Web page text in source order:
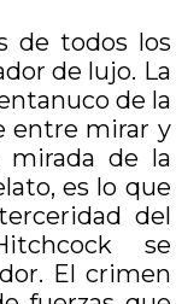
de todos los
de lujo. La
de la
entre mirar y
mirada de la
es lo que
del
se
El crimen